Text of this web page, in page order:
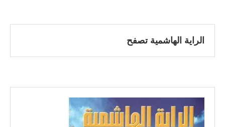
الراية الهاشمية تصفح